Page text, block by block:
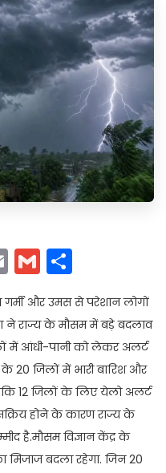
EmailGmail
गर्मी और उमस से परेशान लोगों
ने राज्य के मौसम में बड़े बदलाव
में आंधी-पानी को लेकर अलर्ट
20 जिलों में भारी बारिश और
12 जिलों के लिए येलो अलर्ट
होने के कारण राज्य के
है.मौसम विज्ञान केंद्र के
मिजाज बदला रहेगा. जिन 20